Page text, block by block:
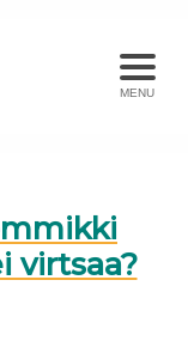
MENU
virtsaa?